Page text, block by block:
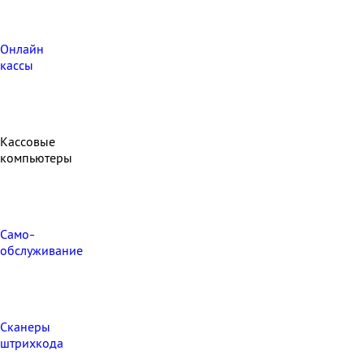
Онлайн
кассы
Кассовые
компьютеры
Само-
обслуживание
Сканеры
штрихкода